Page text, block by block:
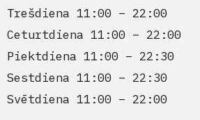
Trešdiena 11:00 – 22:00
Ceturtdiena 11:00 – 22:00
Piektdiena 11:00 – 22:30
Sestdiena 11:00 – 22:30
Svētdiena 11:00 – 22:00